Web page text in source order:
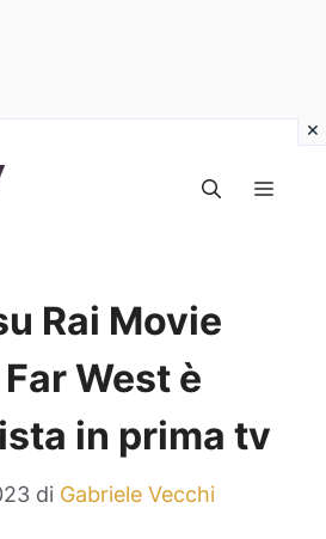
Rai Movie
West è
in prima tv
di Gabriele Vecchi